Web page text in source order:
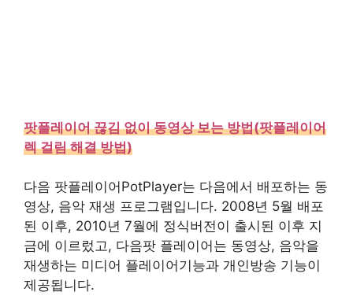
팟플레이어 끊김 없이 동영상 보는 방법(팟플레이어
렉 걸림 해결 방법)
다음 팟플레이어PotPlayer는 다음에서 배포하는 동
영상, 음악 재생 프로그램입니다. 2008년 5월 배포
된 이후, 2010년 7월에 정식버전이 출시된 이후 지
금에 이르렀고, 다음팟 플레이어는 동영상, 음악을
재생하는 미디어 플레이어기능과 개인방송 기능이
제공됩니다.